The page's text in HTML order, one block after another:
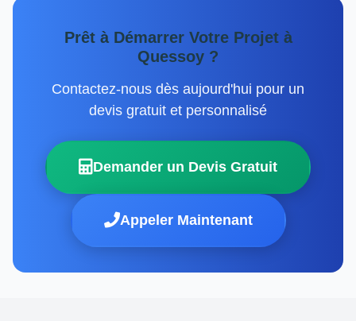
Prêt à Démarrer Votre Projet à
Quessoy ?
Contactez-nous dès aujourd'hui pour un
devis gratuit et personnalisé
Demander un Devis Gratuit
Appeler Maintenant